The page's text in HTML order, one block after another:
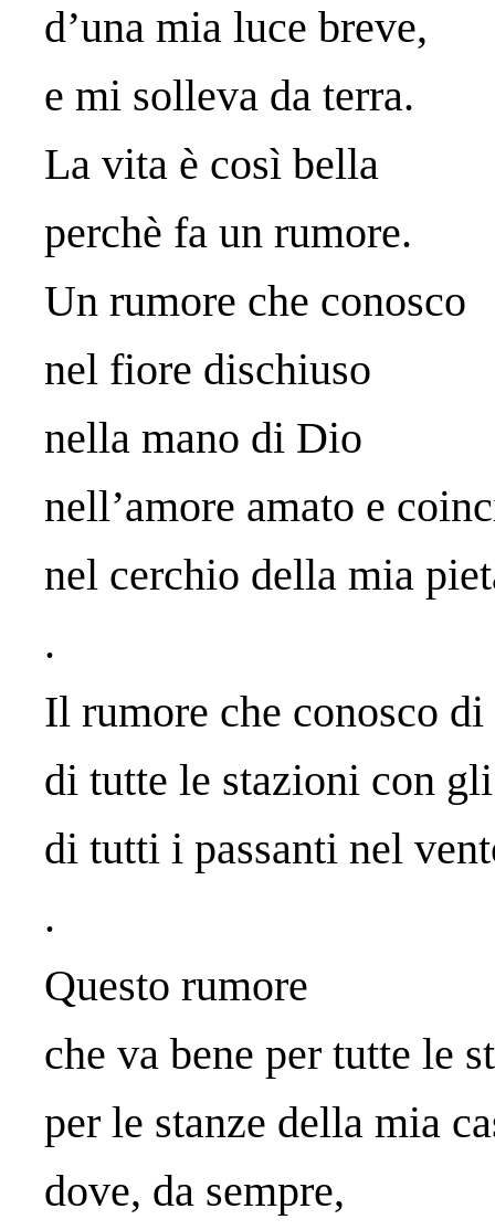
d’una mia luce breve,
e mi solleva da terra.
La vita è così bella
perchè fa un rumore.
Un rumore che conosco
nel fiore dischiuso
nella mano di Dio
nell’amore amato e
nel cerchio della mia
.
Il rumore che conosco
di tutte le stazioni con
di tutti i passanti nel
.
Questo rumore
che va bene per tutte le
per le stanze della mia
dove, da sempre,